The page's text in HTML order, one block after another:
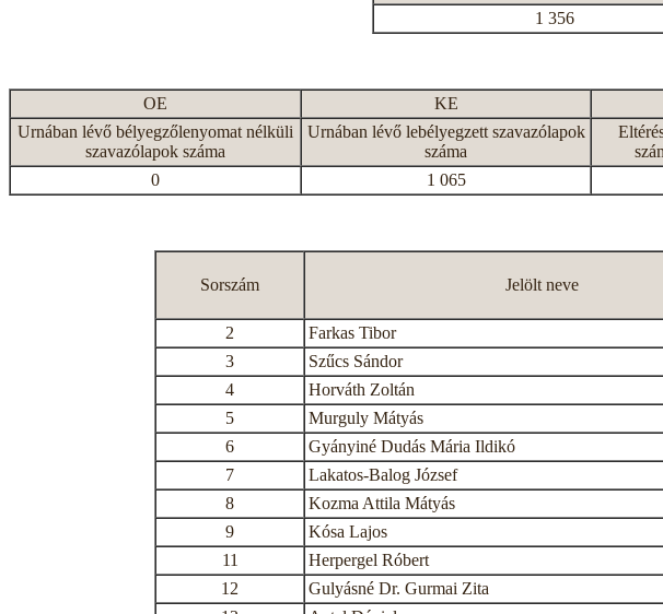
1 356
OE KE
Urnában lévő bélyegzőlenyomat nélküli
szavazólapok száma
Urnában lévő lebélyegzett szavazólapok
száma
0 1 065
Sorszám Jelölt neve
2
Farkas Tibor
3
Szűcs Sándor
4
Horváth Zoltán
5
Murguly Mátyás
6
Gyányiné Dudás Mária Ildikó
7
Lakatos-Balog József
8
Kozma Attila Mátyás
9
Kósa Lajos
11
Herpergel Róbert
12
Gulyásné Dr. Gurmai Zita